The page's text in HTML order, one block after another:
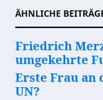
ÄHNLICHE
Friedrich
umgekehrte
Erste Frau an
UN?